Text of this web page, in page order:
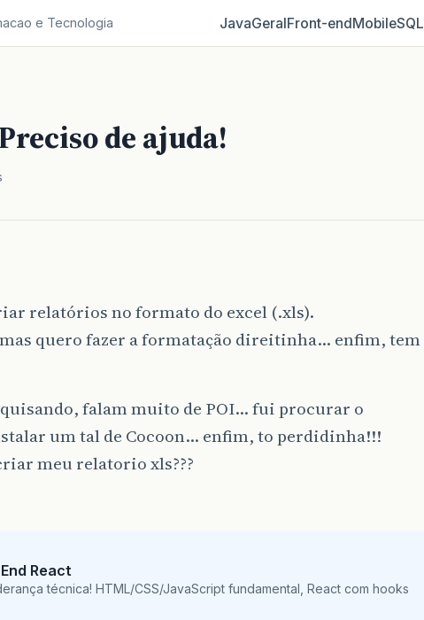
e Tecnologia JavaGeralFront‑endMobileSQL
de ajuda!
relatórios no formato do excel (.xls).
mas quero fazer a formatação direitinha… enfim, tem
falam muito de POI… fui procurar o
um tal de Cocoon… enfim, to perdidinha!!!
meu relatorio xls???
React
técnica! HTML/CSS/JavaScript fundamental, React com hooks